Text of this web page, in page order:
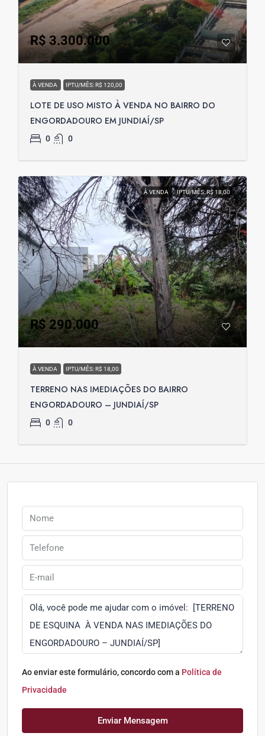
R$ 3.300.000
À VENDA IPTU/MÊS: R$ 120,00
LOTE DE USO MISTO À VENDA NO BAIRRO DO
ENGORDADOURO EM JUNDIAÍ/SP
0 0
À VENDA IPTU/MÊS: R$ 18,00
R$ 290.000
À VENDA IPTU/MÊS: R$ 18,00
TERRENO NAS IMEDIAÇÕES DO BAIRRO
ENGORDADOURO – JUNDIAÍ/SP
0 0
Ao enviar este formulário, concordo com a Política de
Privacidade
Enviar Mensagem